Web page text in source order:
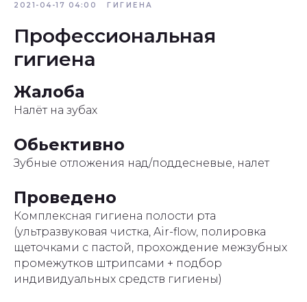
2021-04-17 04:00 ГИГИЕНА
Профессиональная
гигиена
Жалоба
Налёт на зубах
Обьективно
Зубные отложения над/поддесневые, налет
Проведено
Комплексная гигиена полости рта
(ультразвуковая чистка, Air-flow, полировка
щеточками с пастой, прохождение межзубных
промежутков штрипсами + подбор
индивидуальных средств гигиены)